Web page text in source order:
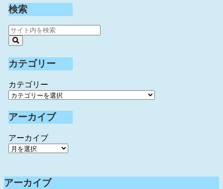
検索
カテゴリー
カテゴリー
アーカイブ
アーカイブ
アーカイブ